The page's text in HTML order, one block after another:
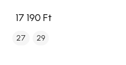
17 190 Ft
27 29